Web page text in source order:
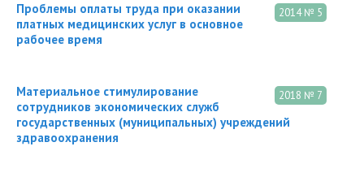
2014 № 5
Проблемы оплаты труда при оказании
платных медицинских услуг в основное
рабочее время
2018 № 7
Материальное стимулирование
сотрудников экономических служб
государственных (муниципальных) учреждений
здравоохранения